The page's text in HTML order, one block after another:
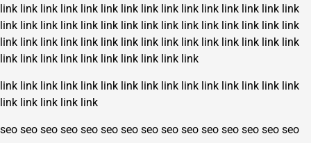
link link link link link link link link link link link link link link link
link link link link link link link link link link link link link link link
link link link link link link link link link link link link link link link
link link link link link link link link link link
link link link link link link link link link link link link link link link
link link link link link
seo seo seo seo seo seo seo seo seo seo seo seo seo seo seo